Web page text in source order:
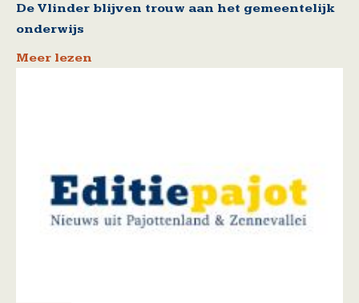
De Vlinder blijven trouw aan het gemeentelijk
onderwijs
Meer lezen